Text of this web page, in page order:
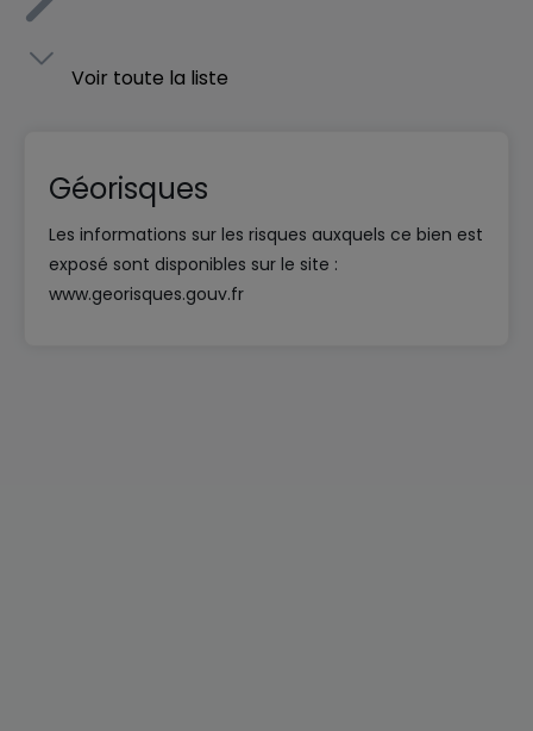
Voir toute la liste
Géorisques
Les informations sur les risques auxquels ce bien est
exposé sont disponibles sur le site :
www.georisques.gouv.fr